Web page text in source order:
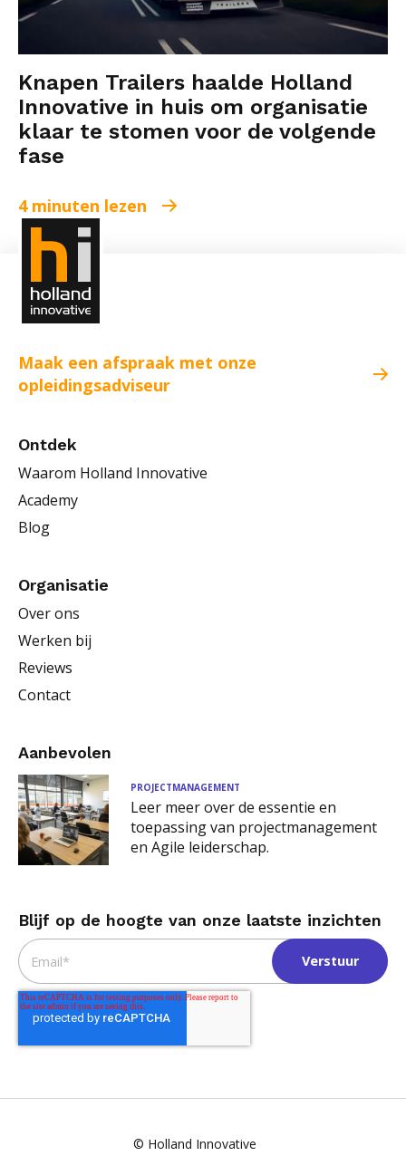
Knapen Trailers haalde Holland
Innovative in huis om organisatie
klaar te stomen voor de volgende
fase
4 minuten lezen
Maak een afspraak met onze
opleidingsadviseur
Ontdek
Waarom Holland Innovative
Academy
Blog
Organisatie
Over ons
Werken bij
Reviews
Contact
Aanbevolen
PROJECTMANAGEMENT
Leer meer over de essentie en
toepassing van projectmanagement
en Agile leiderschap.
Blijf op de hoogte van onze laatste inzichten
Email*
© Holland Innovative